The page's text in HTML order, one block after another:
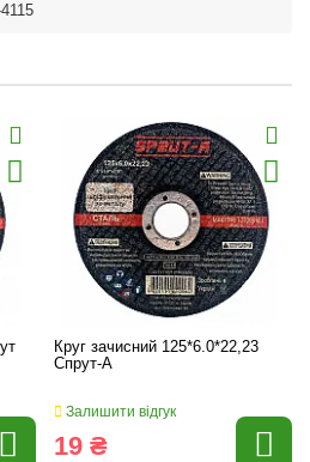
Круг зачисний 125*6.0*22,23
Спрут-А
Залишити відгук
19 ₴